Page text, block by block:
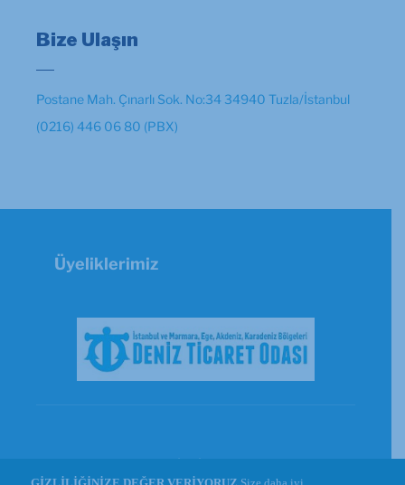
Bize Ulaşın
Postane Mah. Çınarlı Sok. No:34 34940 Tuzla/İstanbul
(0216) 446 06 80 (PBX)
Üyeliklerimiz